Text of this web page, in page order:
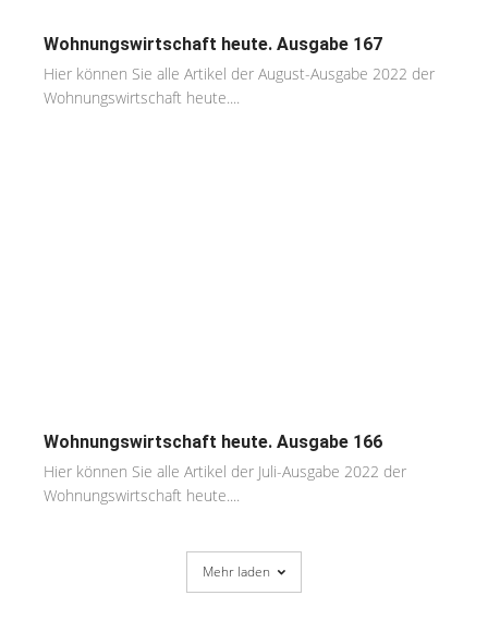
Wohnungswirtschaft heute. Ausgabe 167
Hier können Sie alle Artikel der August-Ausgabe 2022 der
Wohnungswirtschaft heute....
Wohnungswirtschaft heute. Ausgabe 166
Hier können Sie alle Artikel der Juli-Ausgabe 2022 der
Wohnungswirtschaft heute....
Mehr laden